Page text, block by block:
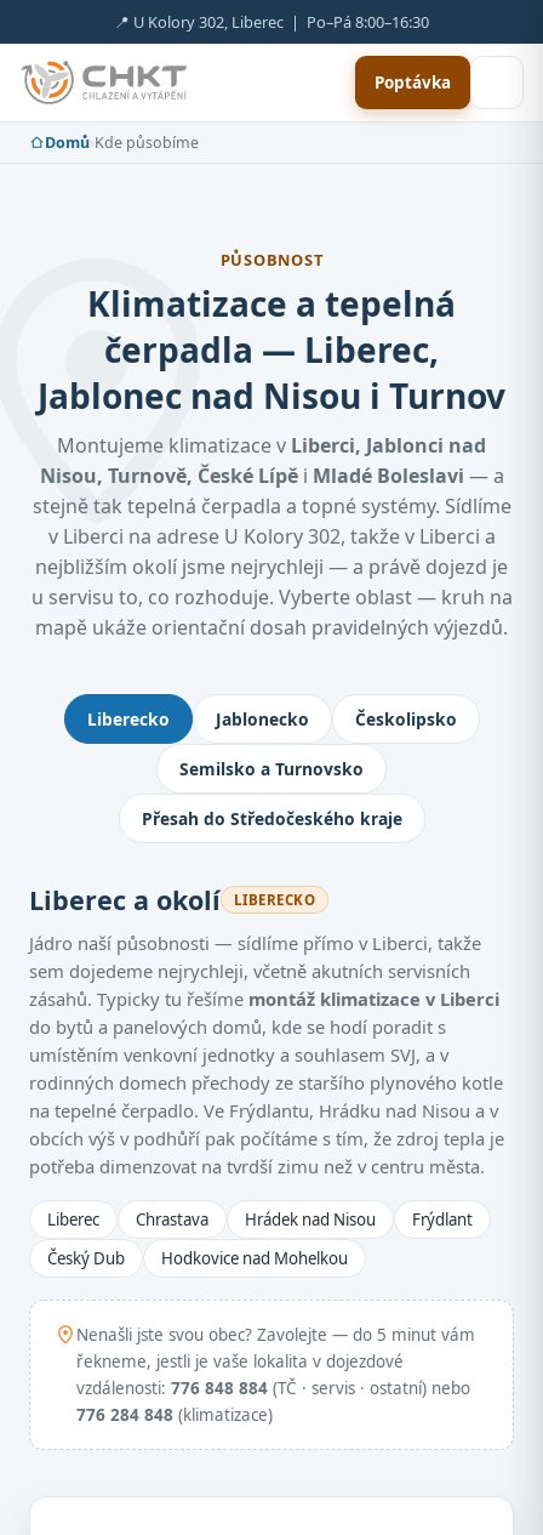
📍 U Kolory 302, Liberec | Po–Pá 8:00–16:30
Poptávka
Domů›Kde působíme
PŮSOBNOST
Klimatizace a tepelná
čerpadla — Liberec,
Jablonec nad Nisou i Turnov
Montujeme klimatizace v Liberci, Jablonci nad
Nisou, Turnově, České Lípěi Mladé Boleslavi — a
stejně tak tepelná čerpadla a topné systémy. Sídlíme
v Liberci na adrese U Kolory 302, takže v Liberci a
nejbližším okolí jsme nejrychleji — a právě dojezd je
u servisu to, co rozhoduje. Vyberte oblast — kruh na
mapě ukáže orientační dosah pravidelných výjezdů.
Kde montujeme klimatizace:
Liberecko Jablonecko Českolipsko
Semilsko a Turnovsko
Přesah do Středočeského kraje
Liberec a okolí LIBERECKO
Jádro naší působnosti — sídlíme přímo v Liberci, takže
sem dojedeme nejrychleji, včetně akutních servisních
zásahů. Typicky tu řešíme montáž klimatizace v Liberci
do bytů a panelových domů, kde se hodí poradit s
umístěním venkovní jednotky a souhlasem SVJ, a v
rodinných domech přechody ze staršího plynového kotle
na tepelné čerpadlo. Ve Frýdlantu, Hrádku nad Nisou a v
obcích výš v podhůří pak počítáme s tím, že zdroj tepla je
potřeba dimenzovat na tvrdší zimu než v centru města.
Liberec Chrastava Hrádek nad Nisou
Frýdlant
Český Dub
Hodkovice nad Mohelkou
Nenašli jste svou obec? Zavolejte — do 5 minut vám
řekneme, jestli je vaše lokalita v dojezdové
vzdálenosti: 776 848 884 (TČ · servis · ostatní) nebo
776 284 848 (klimatizace)